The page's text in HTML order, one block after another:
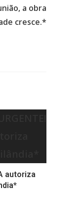
a obra
cresce.*
autoriza